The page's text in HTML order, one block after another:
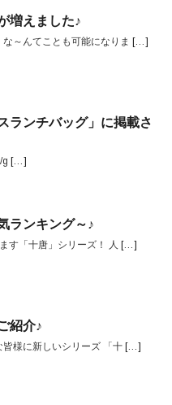
増えました♪
な～んてことも可能になりま […]
ランチバッグ」に掲載さ
g […]
ランキング～♪
す「十唐」シリーズ！ 人 […]
紹介♪
様に新しいシリーズ 「十 […]